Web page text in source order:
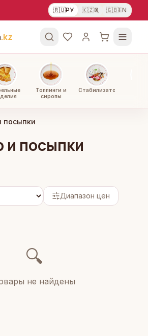
🇷🇺РУ 🇰🇿ҚЗ 🇬🇧EN
.kz
Топпинги и
сиропы
Стабилизаторы
посыпки
и посыпки
Диапазон цен
🔍
не найдены